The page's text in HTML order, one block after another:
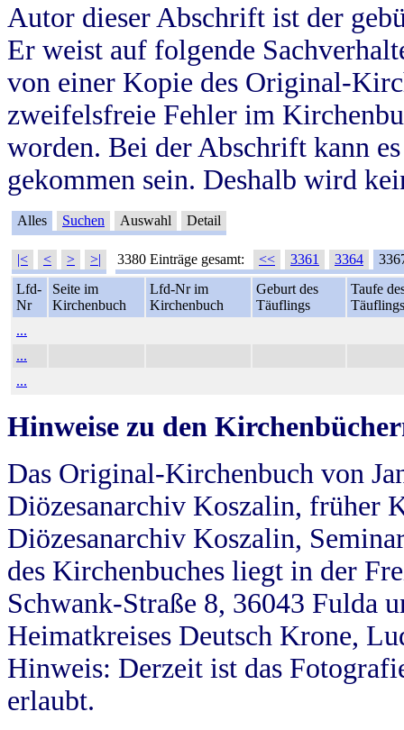
Autor dieser Abschrift ist der
Er weist auf folgende
von einer Kopie des Original-
zweifelsfreie Fehler im
worden. Bei der Abschrift kann
gekommen sein. Deshalb wird
Alles Suchen Auswahl Detail
|< < > >| 3380 Einträge gesamt: << 3361 3364
Lfd-
Nr
Seite im
Kirchenbuch
Lfd-Nr im
Kirchenbuch
Geburt des
Täuflings
Taufe
Täuflings
...
...
...
Hinweise zu den
Das Original-Kirchenbuch von
Diözesanarchiv Koszalin, früher
Diözesanarchiv Koszalin,
des Kirchenbuches liegt in der
Schwank-Straße 8, 36043 Fulda
Heimatkreises Deutsch Krone,
Hinweis: Derzeit ist das
erlaubt.